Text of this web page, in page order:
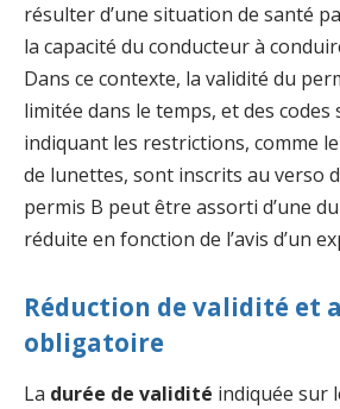
résulter d’une situation de santé
la capacité du conducteur à
Dans ce contexte, la validité du
limitée dans le temps, et des codes
indiquant les restrictions, comme
de lunettes, sont inscrits au verso
permis B peut être assorti d’une
réduite en fonction de l’avis d’un
Réduction de validité et
obligatoire
La durée de validité indiquée sur